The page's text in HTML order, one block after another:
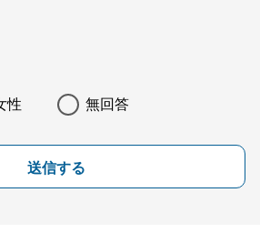
性 無回答
送信する